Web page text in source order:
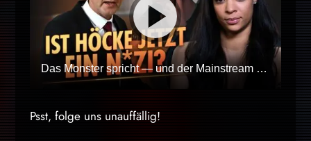
Das Monster spricht — und der Mainstream dreht durch
Psst, folge uns unauffällig!